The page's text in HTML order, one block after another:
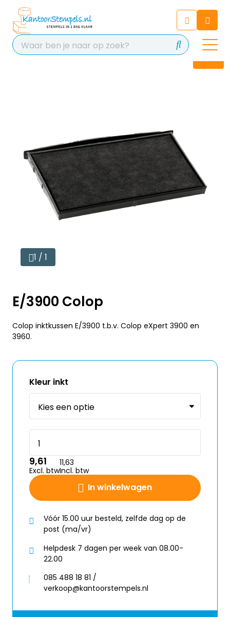
Chat 24/7 met onze chatbot
voor hulp
Contact
1 / 1
E/3900 Colop
Colop inktkussen E/3900 t.b.v. Colop eXpert 3900 en
3960.
Kleur inkt
In winkelwagen
9,61
Excl. btw
11,63
Incl. btw
Vóór 15.00 uur besteld, zelfde dag op de
post (ma/vr)
Helpdesk 7 dagen per week van 08.00-
22.00
085 488 18 81 /
verkoop@kantoorstempels.nl